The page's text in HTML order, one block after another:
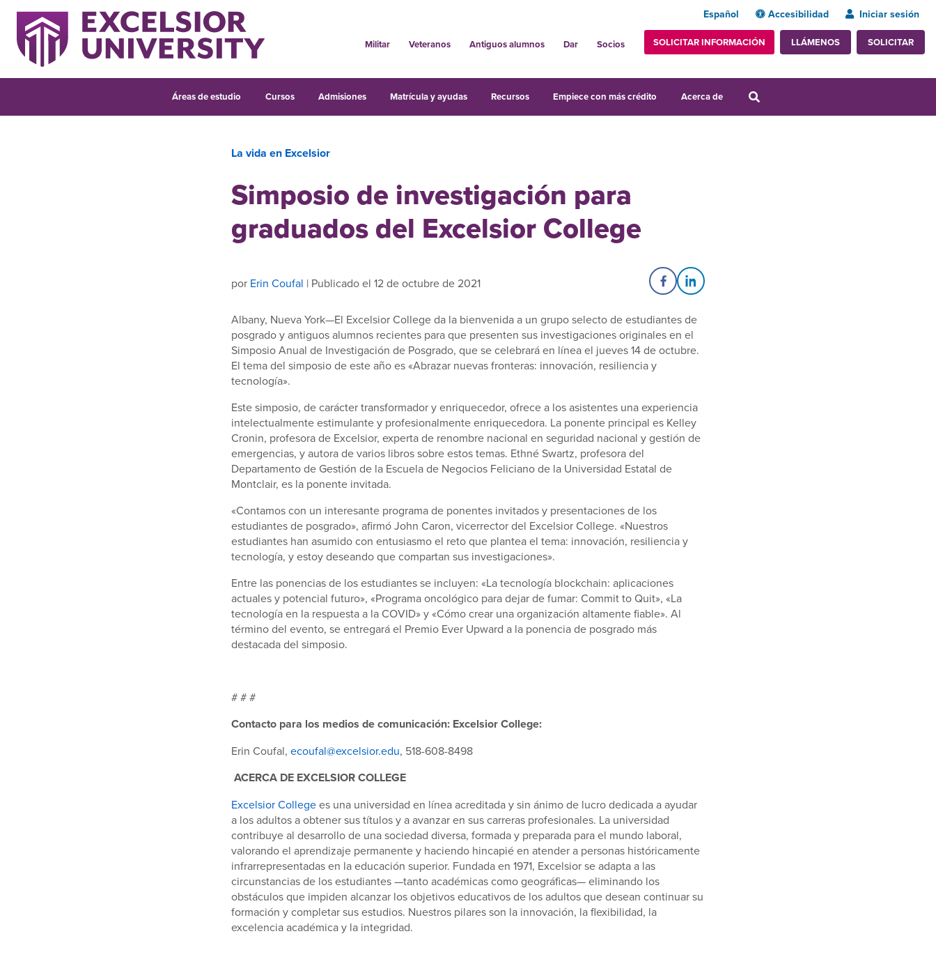
Español Accesibilidad Iniciar sesión
Militar Veteranos Antiguos alumnos Dar Socios SOLICITAR INFORMACIÓN LLÁMENOS SOLICITAR
Áreas de estudio Cursos Admisiones Matrícula y ayudas Recursos Empiece con más crédito Acerca de
La vida en Excelsior
Simposio de investigación para
graduados del Excelsior College
por Erin Coufal | Publicado el 12 de octubre de 2021 Share on Facebook
Share on LinkedIn
Albany, Nueva York—El Excelsior College da la bienvenida a un grupo selecto de estudiantes de
posgrado y antiguos alumnos recientes para que presenten sus investigaciones originales en el
Simposio Anual de Investigación de Posgrado, que se celebrará en línea el jueves 14 de octubre.
El tema del simposio de este año es «Abrazar nuevas fronteras: innovación, resiliencia y
tecnología».
Este simposio, de carácter transformador y enriquecedor, ofrece a los asistentes una experiencia
intelectualmente estimulante y profesionalmente enriquecedora. La ponente principal es Kelley
Cronin, profesora de Excelsior, experta de renombre nacional en seguridad nacional y gestión de
emergencias, y autora de varios libros sobre estos temas. Ethné Swartz, profesora del
Departamento de Gestión de la Escuela de Negocios Feliciano de la Universidad Estatal de
Montclair, es la ponente invitada.
«Contamos con un interesante programa de ponentes invitados y presentaciones de los
estudiantes de posgrado», afirmó John Caron, vicerrector del Excelsior College. «Nuestros
estudiantes han asumido con entusiasmo el reto que plantea el tema: innovación, resiliencia y
tecnología, y estoy deseando que compartan sus investigaciones».
Entre las ponencias de los estudiantes se incluyen: «La tecnología blockchain: aplicaciones
actuales y potencial futuro», «Programa oncológico para dejar de fumar: Commit to Quit», «La
tecnología en la respuesta a la COVID» y «Cómo crear una organización altamente fiable». Al
término del evento, se entregará el Premio Ever Upward a la ponencia de posgrado más
destacada del simposio.
# # #
Contacto para los medios de comunicación: Excelsior College:
Erin Coufal, ecoufal@excelsior.edu, 518-608-8498
ACERCA DE EXCELSIOR COLLEGE
Excelsior Collegees una universidad en línea acreditada y sin ánimo de lucro dedicada a ayudar
a los adultos a obtener sus títulos y a avanzar en sus carreras profesionales. La universidad
contribuye al desarrollo de una sociedad diversa, formada y preparada para el mundo laboral,
valorando el aprendizaje permanente y haciendo hincapié en atender a personas históricamente
infrarrepresentadas en la educación superior. Fundada en 1971, Excelsior se adapta a las
circunstancias de los estudiantes —tanto académicas como geográficas— eliminando los
obstáculos que impiden alcanzar los objetivos educativos de los adultos que desean continuar su
formación y completar sus estudios. Nuestros pilares son la innovación, la flexibilidad, la
excelencia académica y la integridad.